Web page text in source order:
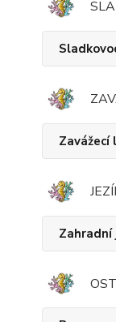
Zavážecí
Zahradní